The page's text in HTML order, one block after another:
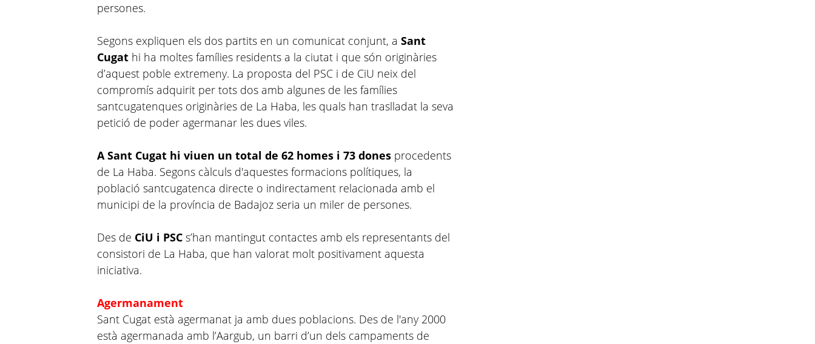
persones.
Segons expliquen els dos partits en un comunicat conjunt, aSant
Cugat hi ha moltes famílies residents a la ciutat i que són originàries
d’aquest poble extremeny. La proposta del PSC i de CiU neix del
compromís adquirit per tots dos amb algunes de les famílies
santcugatenques originàries de La Haba, les quals han traslladat la seva
petició de poder agermanar les dues viles.
A Sant Cugat hi viuen un total de 62 homes i 73 dones procedents
de La Haba. Segons càlculs d'aquestes formacions polítiques, la
població santcugatenca directe o indirectament relacionada amb el
municipi de la província de Badajoz seria un miler de persones.
Des de CiU i PSCs’han mantingut contactes amb els representants del
consistori de La Haba, que han valorat molt positivament aquesta
iniciativa.
Agermanament
Sant Cugat està agermanat ja amb dues poblacions. Des de l'any 2000
està agermanada amb l’Aargub, un barri d’un dels campaments de